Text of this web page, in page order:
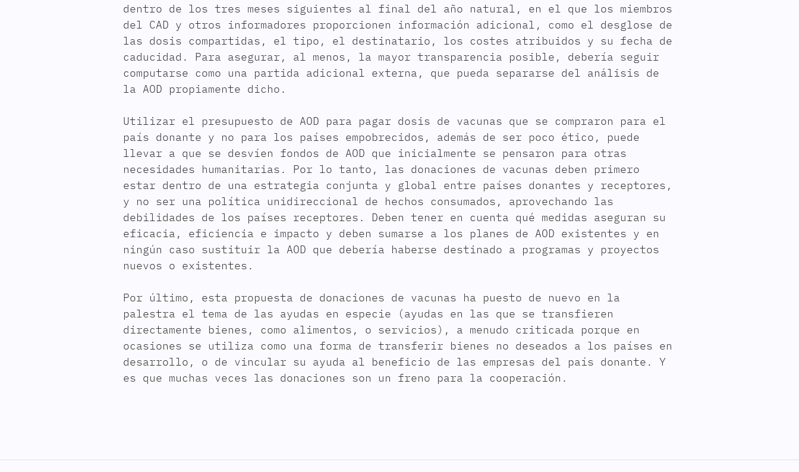
dentro de los tres meses siguientes al final del año natural, en el que los miembros
del CAD y otros informadores proporcionen información adicional, como el desglose de
las dosis compartidas, el tipo, el destinatario, los costes atribuidos y su fecha de
caducidad. Para asegurar, al menos, la mayor transparencia posible, debería seguir
computarse como una partida adicional externa, que pueda separarse del análisis de
la AOD propiamente dicho.
Utilizar el presupuesto de AOD para pagar dosis de vacunas que se compraron para el
país donante y no para los países empobrecidos, además de ser poco ético, puede
llevar a que se desvíen fondos de AOD que inicialmente se pensaron para otras
necesidades humanitarias. Por lo tanto, las donaciones de vacunas deben primero
estar dentro de una estrategia conjunta y global entre países donantes y receptores,
y no ser una política unidireccional de hechos consumados, aprovechando las
debilidades de los países receptores. Deben tener en cuenta qué medidas aseguran su
eficacia, eficiencia e impacto y deben sumarse a los planes de AOD existentes y en
ningún caso sustituir la AOD que debería haberse destinado a programas y proyectos
nuevos o existentes.
Por último, esta propuesta de donaciones de vacunas ha puesto de nuevo en la
palestra el tema de las ayudas en especie (ayudas en las que se transfieren
directamente bienes, como alimentos, o servicios), a menudo criticada porque en
ocasiones se utiliza como una forma de transferir bienes no deseados a los países en
desarrollo, o de vincular su ayuda al beneficio de las empresas del país donante. Y
es que muchas veces las donaciones son un freno para la cooperación.